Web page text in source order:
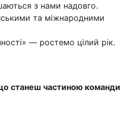
з нами надовго.
та міжнародними
— ростемо цілий рік.
станеш частиною команди